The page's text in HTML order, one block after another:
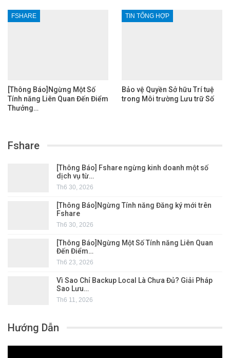
FSHARE
[Thông Báo]Ngừng Một Số
Tính năng Liên Quan Đến Điểm
Thưởng…
TIN TỔNG HỢP
Bảo vệ Quyền Sở hữu Trí tuệ
trong Môi trường Lưu trữ Số
Fshare
[Thông Báo] Fshare ngừng kinh doanh một số
dịch vụ từ…
Th6 30, 2026
[Thông Báo]Ngừng Tính năng Đăng ký mới trên
Fshare
Th6 30, 2026
[Thông Báo]Ngừng Một Số Tính năng Liên Quan
Đến Điểm…
Th6 23, 2026
Vì Sao Chỉ Backup Local Là Chưa Đủ? Giải Pháp
Sao Lưu…
Th6 11, 2026
Hướng Dẫn